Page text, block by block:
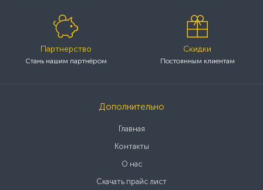
Партнерство
Стань нашим партнёром
Скидки
Постоянным клиентам
Дополнительно
Главная
Контакты
О нас
Скачать прайс лист